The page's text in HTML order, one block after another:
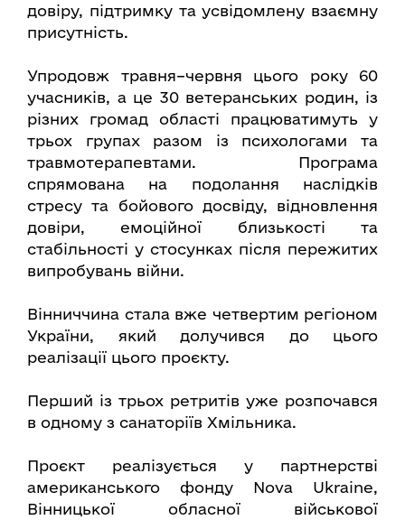
довіру, підтримку та усвідомлену взаємну
присутність.
Упродовж травня–червня цього року 60
учасників, а це 30 ветеранських родин, із
різних громад області працюватимуть у
трьох групах разом із психологами та
травмотерапевтами. Програма
спрямована на подолання наслідків
стресу та бойового досвіду, відновлення
довіри, емоційної близькості та
стабільності у стосунках після пережитих
випробувань війни.
Вінниччина стала вже четвертим регіоном
України, який долучився до цього
реалізації цього проєкту.
Перший із трьох ретритів уже розпочався
в одному з санаторіїв Хмільника.
Проєкт реалізується у партнерстві
американського фонду Nova Ukraine,
Вінницької обласної військової